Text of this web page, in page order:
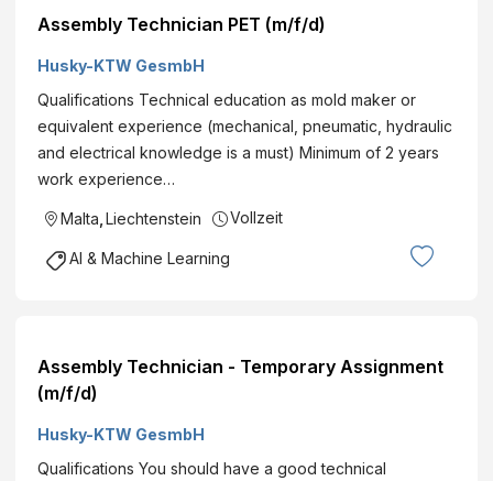
Assembly Technician PET (m/f/d)
Husky-KTW GesmbH
Qualifications Technical education as mold maker or
equivalent experience (mechanical, pneumatic, hydraulic
and electrical knowledge is a must) Minimum of 2 years
work experience…
Malta,Liechtenstein Vollzeit
AI & Machine Learning
Assembly Technician - Temporary Assignment
(m/f/d)
Husky-KTW GesmbH
Qualifications You should have a good technical